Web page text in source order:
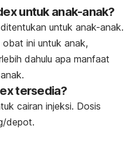
untuk anak-anak?
untuk anak-anak.
obat ini untuk anak,
dahulu apa manfaat
tersedia?
cairan injeksi. Dosis
depot.